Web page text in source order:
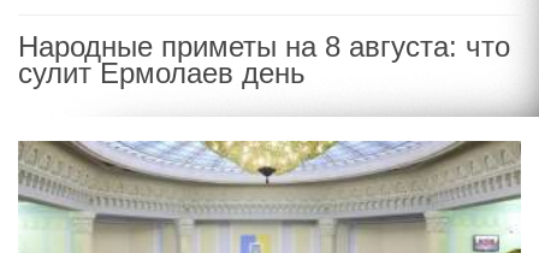
Народные приметы на 8 августа: что
сулит Ермолаев день